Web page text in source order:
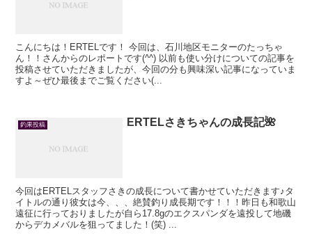
こんにちは！ERTELです！ 今回は、石川地区モニターのたっちゃ
ん！！さんからのレポートです(^^) 以前も使い分けについての記事を
投稿させていただきましたが、今回の分も興味深い記事になっていま
すよ～ぜひ最後までご覧ください(...
釣果投稿 ERTELさきちゃんの成長記🌺
今回はERTELスタッフさきの成長について書かせていただきます♪タ
イトルの通り彼女は今、、、絶賛釣り成長期です！！！昨日も和歌山
遠征に行っておりましたが自ら17.8gのエクスパンダを遠投して地磯
からデカメバルを狙ってました！(笑) ...